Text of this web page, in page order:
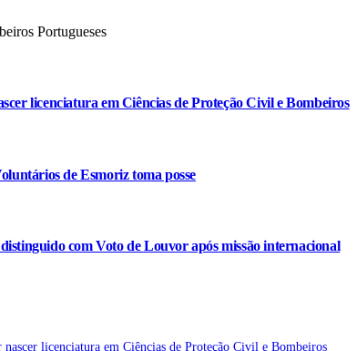
licenciatura em Ciências de Proteção Civil e Bombeiros
de Esmoriz toma posse
com Voto de Louvor após missão internacional
licenciatura em Ciências de Proteção Civil e Bombeiros